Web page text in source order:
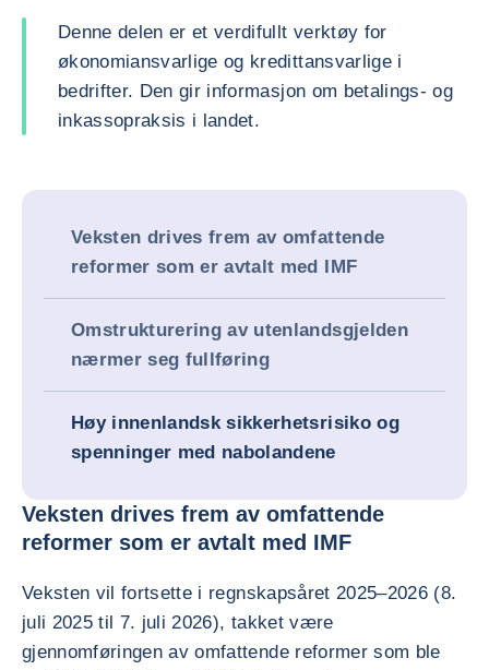
Denne delen er et verdifullt verktøy for
økonomiansvarlige og kredittansvarlige i
bedrifter. Den gir informasjon om betalings- og
inkassopraksis i landet.
Veksten drives frem av omfattende
reformer som er avtalt med IMF
Omstrukturering av utenlandsgjelden
nærmer seg fullføring
Høy innenlandsk sikkerhetsrisiko og
spenninger med nabolandene
Veksten drives frem av omfattende
reformer som er avtalt med IMF
Veksten vil fortsette i regnskapsåret 2025–2026 (8.
juli 2025 til 7. juli 2026), takket være
gjennomføringen av omfattende reformer som ble